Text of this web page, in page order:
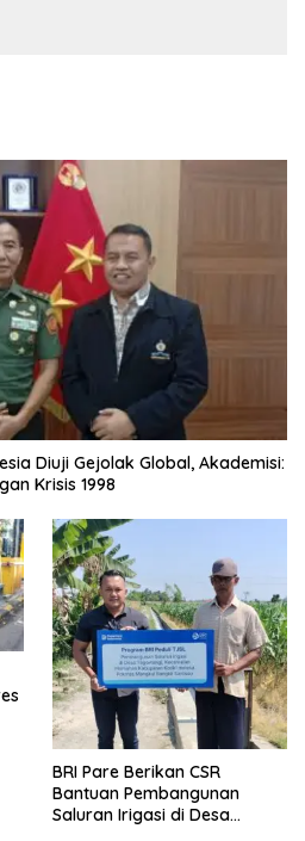
Diuji Gejolak Global, Akademisi:
Krisis 1998
BRI Pare Berikan CSR
Bantuan Pembangunan
Saluran Irigasi di Desa